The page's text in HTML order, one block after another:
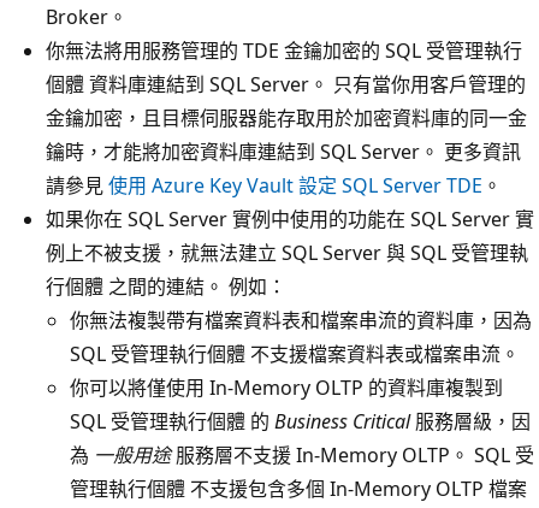
Broker。
你無法將用服務管理的 TDE 金鑰加密的 SQL 受管理執行
個體 資料庫連結到 SQL Server。 只有當你用客戶管理的
金鑰加密，且目標伺服器能存取用於加密資料庫的同一金
鑰時，才能將加密資料庫連結到 SQL Server。 更多資訊
請參見使用 Azure Key Vault 設定 SQL Server TDE 。
如果你在 SQL Server 實例中使用的功能在 SQL Server 實
例上不被支援，就無法建立 SQL Server 與 SQL 受管理執
行個體 之間的連結。 例如：
你無法複製帶有檔案資料表和檔案串流的資料庫，因為
SQL 受管理執行個體 不支援檔案資料表或檔案串流。
你可以將僅使用 In-Memory OLTP 的資料庫複製到
SQL 受管理執行個體 的 Business Critical服務層級，因
為 一般用途服務層不支援 In-Memory OLTP。 SQL 受
管理執行個體 不支援包含多個 In-Memory OLTP 檔案